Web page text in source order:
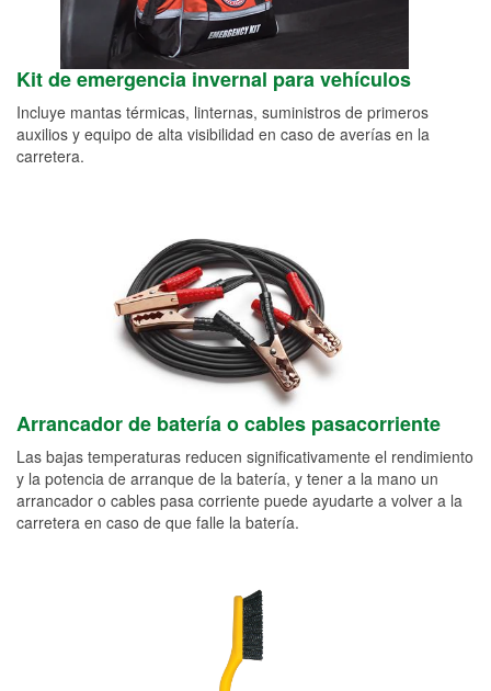
Kit de emergencia invernal para vehículos
Incluye mantas térmicas, linternas, suministros de primeros
auxilios y equipo de alta visibilidad en caso de averías en la
carretera.
Arrancador de batería o cables pasacorriente
Las bajas temperaturas reducen significativamente el rendimiento
y la potencia de arranque de la batería, y tener a la mano un
arrancador o cables pasa corriente puede ayudarte a volver a la
carretera en caso de que falle la batería.